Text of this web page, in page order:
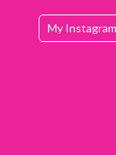
My Instagram